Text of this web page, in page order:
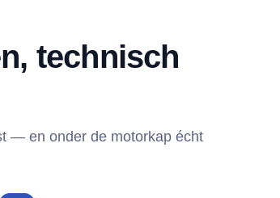
technisch
— en onder de motorkap écht